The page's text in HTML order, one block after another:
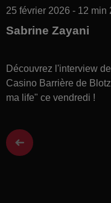
25 février 2026 - 12 min
Sabrine Zayani
Découvrez l'interview
Casino Barrière de
ma life" ce vendredi !